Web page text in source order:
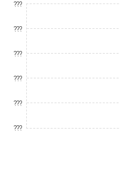
???
???
???
???
???
???